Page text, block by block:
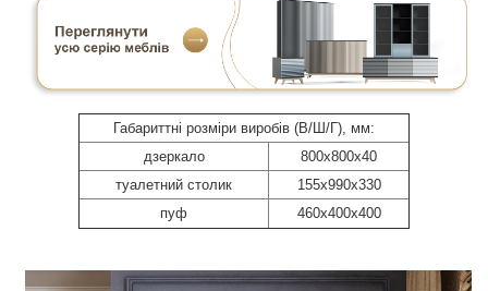
Габариттні розміри виробів (В/Ш/Г), мм:
дзеркало
800х800х40
туалетний столик
155х990х330
пуф
460х400х400